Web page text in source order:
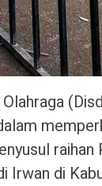
raihan
Irwan di